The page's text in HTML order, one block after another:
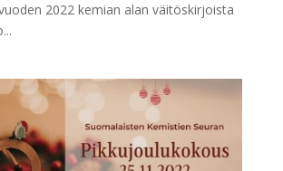
2022 kemian alan väitöskirjoista